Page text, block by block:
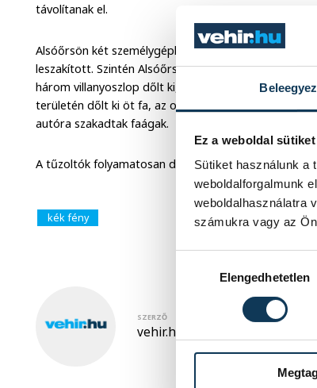
Ez a weboldal
Sütiket használunk a
weboldalforgalmunk
weboldalhasználatra
számukra vagy az
Elengedhetetlen
távolítanak el.
Alsóőrsön két személygépkocsira szakadt egy nagy
leszakított. Szintén Alsóőrsön, a strandon és
három villanyoszlop dőlt ki, egy fa itt is
területén dőlt ki öt fa, az ott tartózkodókat
autóra szakadtak faágak.
A tűzoltók folyamatosan dolgoznak a viharkárok
kék fény
SZERZŐ
vehir.hu